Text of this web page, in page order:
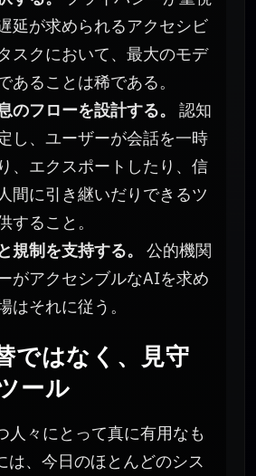
延が求められるアクセシビ
スクにおいて、最大のモデ
あることは稀である。
のフローを設計する。
認知
し、ユーザーが会話を一時
、エクスポートしたり、信
間に引き継いだりできるツ
すること。
規制を支持する。
公的機関
がアクセシブルなAIを求め
はそれに従う。
ではなく、見守
ール
人々にとって真に有用なも
は、今日のほとんどのシス